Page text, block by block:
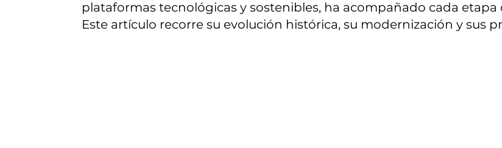
plataformas tecnológicas y sostenibles, ha acompañado cada
Este artículo recorre su evolución histórica, su modernización y sus